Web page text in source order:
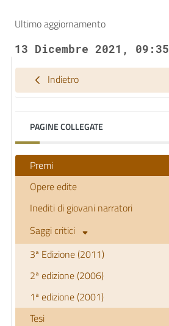
Ultimo aggiornamento
13 Dicembre 2021, 09:35
Indietro
PAGINE COLLEGATE
Premi
Opere edite
Inediti di giovani narratori
Saggi critici
3ª Edizione (2011)
2ª edizione (2006)
1ª edizione (2001)
Tesi